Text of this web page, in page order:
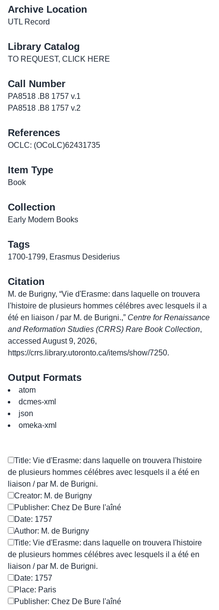
Archive Location
UTL Record
Library Catalog
TO REQUEST, CLICK HERE
Call Number
PA8518 .B8 1757 v.1
PA8518 .B8 1757 v.2
References
OCLC: (OCoLC)62431735
Item Type
Book
Collection
Early Modern Books
Tags
1700-1799, Erasmus Desiderius
Citation
M. de Burigny, “Vie d'Erasme: dans laquelle on trouvera
l'histoire de plusieurs hommes célébres avec lesquels il a
été en liaison / par M. de Burigni.,” Centre for Renaissance
and Reformation Studies (CRRS) Rare Book Collection,
accessed August 9, 2026,
https://crrs.library.utoronto.ca/items/show/7250.
Output Formats
atom
dcmes-xml
json
omeka-xml
Title: Vie d'Erasme: dans laquelle on trouvera l'histoire
de plusieurs hommes célébres avec lesquels il a été en
liaison / par M. de Burigni.
Creator: M. de Burigny
Publisher: Chez De Bure l'aîné
Date: 1757
Author: M. de Burigny
Title: Vie d'Erasme: dans laquelle on trouvera l'histoire
de plusieurs hommes célébres avec lesquels il a été en
liaison / par M. de Burigni.
Date: 1757
Place: Paris
Publisher: Chez De Bure l'aîné